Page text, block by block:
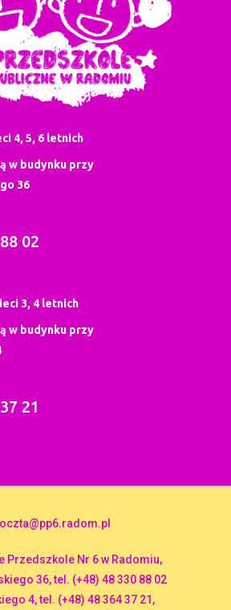
4, 5, 6 letnich
budynku przy
36
02
3, 4 letnich
budynku przy
21
Przedszkole Nr 6 w Radomiu,
36, tel. (+48) 48 330 88 02
4, tel. (+48) 48 364 37 21,